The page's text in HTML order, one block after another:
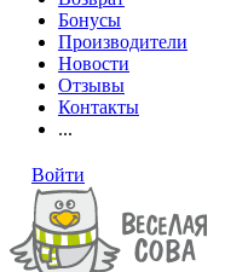
Бонусы
Производители
Новости
Отзывы
Контакты
...
Войти